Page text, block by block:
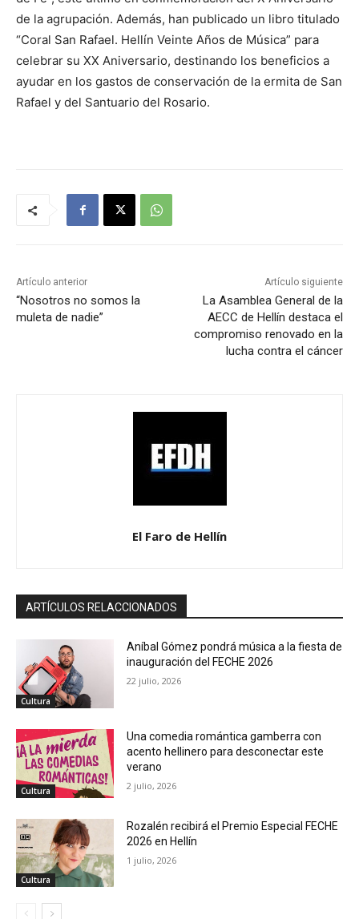
de la agrupación. Además, han publicado un libro titulado
“Coral San Rafael. Hellín Veinte Años de Música” para
celebrar su XX Aniversario, destinando los beneficios a
ayudar en los gastos de conservación de la ermita de San
Rafael y del Santuario del Rosario.
Artículo anterior
“Nosotros no somos la
muleta de nadie”
Artículo siguiente
La Asamblea General de la
AECC de Hellín destaca el
compromiso renovado en la
lucha contra el cáncer
El Faro de Hellín
ARTÍCULOS RELACCIONADOS
Cultura
Aníbal Gómez pondrá música a la fiesta de
inauguración del FECHE 2026
22 julio, 2026
Cultura
Una comedia romántica gamberra con
acento hellinero para desconectar este
verano
2 julio, 2026
Cultura
Rozalén recibirá el Premio Especial FECHE
2026 en Hellín
1 julio, 2026